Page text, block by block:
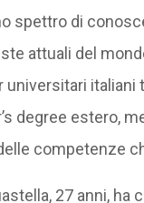
spettro di
attuali del
universitari
degree estero,
competenze
27 anni, ha